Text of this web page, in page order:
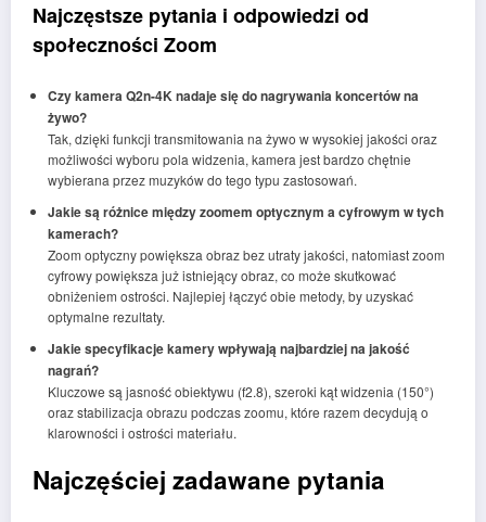
Najczęstsze pytania i odpowiedzi od
społeczności Zoom
Czy kamera Q2n-4K nadaje się do nagrywania koncertów na
żywo?
Tak, dzięki funkcji transmitowania na żywo w wysokiej jakości oraz
możliwości wyboru pola widzenia, kamera jest bardzo chętnie
wybierana przez muzyków do tego typu zastosowań.
Jakie są różnice między zoomem optycznym a cyfrowym w tych
kamerach?
Zoom optyczny powiększa obraz bez utraty jakości, natomiast zoom
cyfrowy powiększa już istniejący obraz, co może skutkować
obniżeniem ostrości. Najlepiej łączyć obie metody, by uzyskać
optymalne rezultaty.
Jakie specyfikacje kamery wpływają najbardziej na jakość
nagrań?
Kluczowe są jasność obiektywu (f2.8), szeroki kąt widzenia (150°)
oraz stabilizacja obrazu podczas zoomu, które razem decydują o
klarowności i ostrości materiału.
Najczęściej zadawane pytania